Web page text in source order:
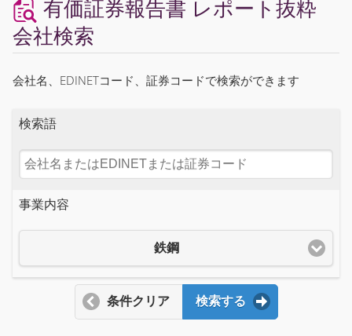
有価証券報告書 レポート抜粋
会社検索
会社名、EDINETコード、証券コードで検索ができます
検索語
事業内容
鉄鋼
条件クリア 検索する